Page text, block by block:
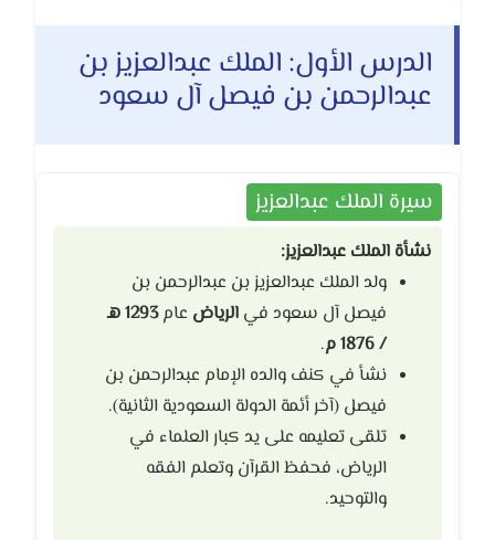
الدرس الأول: الملك عبدالعزيز بن
عبدالرحمن بن فيصل آل سعود
سيرة الملك عبدالعزيز
نشأة الملك عبدالعزيز:
ولد الملك عبدالعزيز بن عبدالرحمن بن
فيصل آل سعود في الرياض عام
1293 هـ
/ 1876 م
.
نشأ في كنف والده الإمام عبدالرحمن بن
فيصل (آخر أئمة الدولة السعودية الثانية).
تلقى تعليمه على يد كبار العلماء في
الرياض، فحفظ القرآن وتعلم الفقه
والتوحيد.